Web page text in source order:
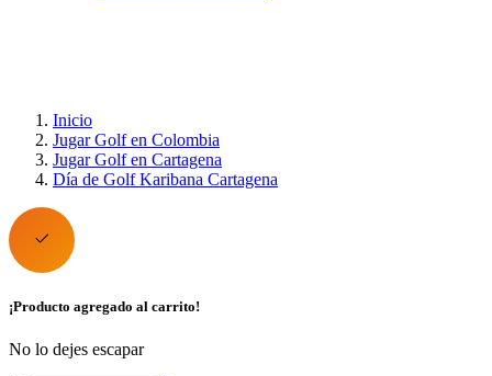
Inicio
Jugar Golf en Colombia
Jugar Golf en Cartagena
Día de Golf Karibana Cartagena
¡Producto agregado al carrito!
No lo dejes escapar